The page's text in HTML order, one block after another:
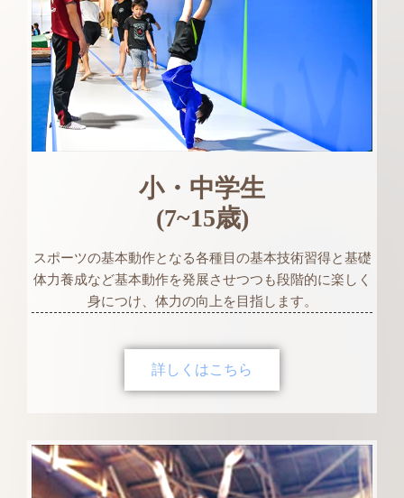
小・中学生
(7~15歳)
スポーツの基本動作となる各種目の基本技術習得と基礎
体力養成など基本動作を発展させつつも段階的に楽しく
身につけ、体力の向上を目指します。
詳しくはこちら